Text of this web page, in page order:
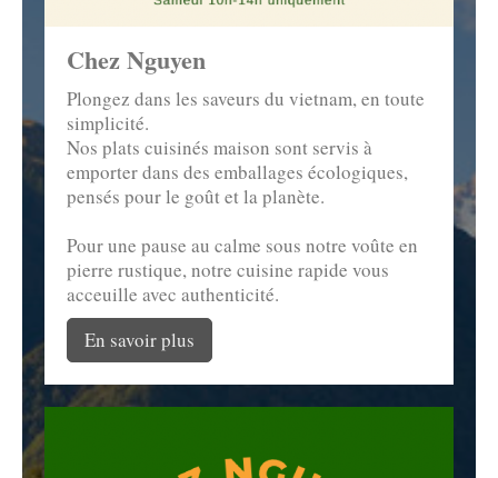
Chez Nguyen
Plongez dans les saveurs du vietnam, en toute
simplicité.
Nos plats cuisinés maison sont servis à
emporter dans des emballages écologiques,
pensés pour le goût et la planète.
Pour une pause au calme sous notre voûte en
pierre rustique, notre cuisine rapide vous
acceuille avec authenticité.
En savoir plus